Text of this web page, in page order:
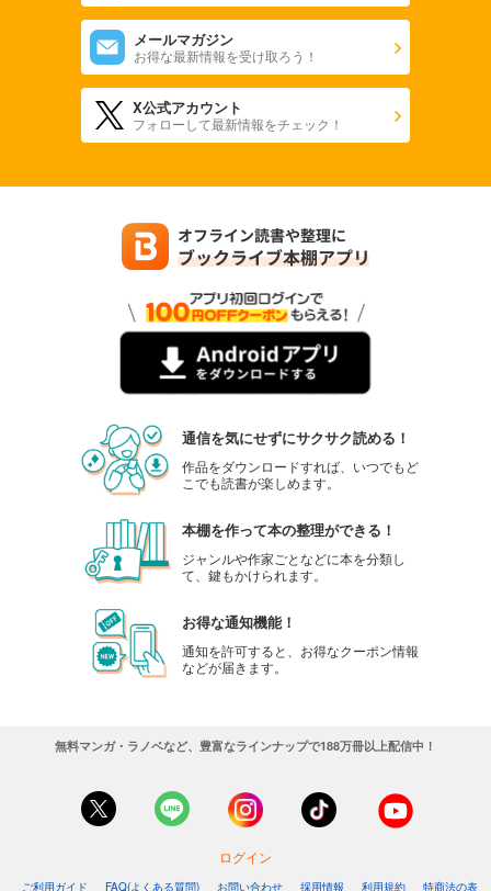
メールマガジン
お得な最新情報を受け取ろう！
X公式アカウント
フォローして最新情報をチェック！
通信を気にせずにサクサク読める！
作品をダウンロードすれば、いつでもど
こでも読書が楽しめます。
本棚を作って本の整理ができる！
ジャンルや作家ごとなどに本を分類し
て、鍵もかけられます。
お得な通知機能！
通知を許可すると、お得なクーポン情報
などが届きます。
無料マンガ・ラノベなど、豊富なラインナップで188万冊以上配信中！
ログイン
ご利用ガイド FAQ(よくある質問) お問い合わせ 採用情報 利用規約 特商法の表